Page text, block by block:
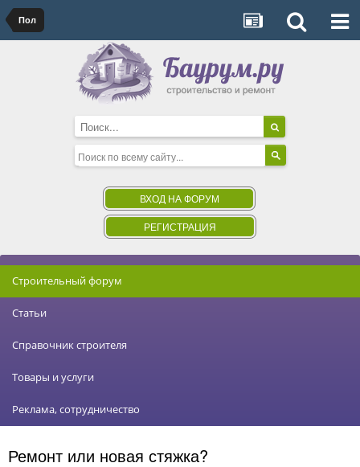
Пол
ВХОД НА ФОРУМ
РЕГИСТРАЦИЯ
Строительный форум
Статьи
Справочник строителя
Товары и услуги
Реклама, сотрудничество
Ремонт или новая стяжка?